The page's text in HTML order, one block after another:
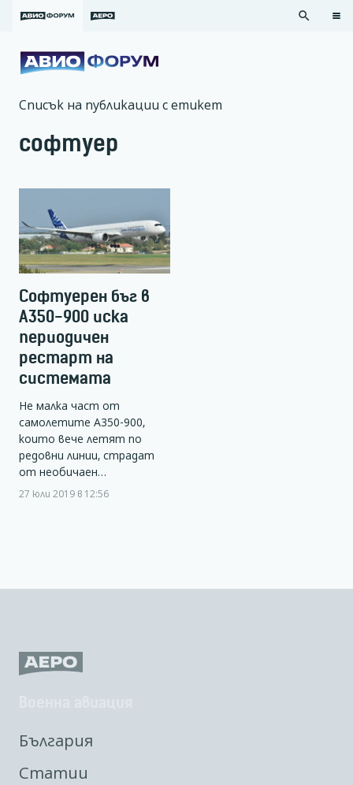
search
Списък на публикации с етикет
софтуер
Софтуерен бъг в
A350-900 иска
периодичен
рестарт на
системата
Не малка част от
самолетите А350-900,
които вече летят по
редовни линии, страдат
от необичаен…
27 юли 2019 в 12:56
България
Статии